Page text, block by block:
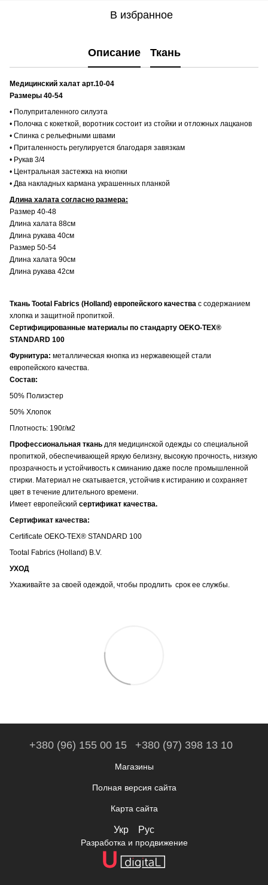
В избранное
Описание Ткань
Медицинский халат арт.10-04
Размеры 40-54
• Полуприталенного силуэта
• Полочка с кокеткой, воротник состоит из стойки и отложных лацканов
• Спинка с рельефными швами
• Приталенность регулируется благодаря завязкам
• Рукав 3/4
• Центральная застежка на кнопки
• Два накладных кармана украшенных планкой
Длина халата согласно размера:
Размер 40-48
Длина халата 88см
Длина рукава 40см
Размер 50-54
Длина халата 90см
Длина рукава 42см
Ткань Tootal Fabrics (Holland) европейского качества с содержанием
хлопка и защитной пропиткой.
Сертифицированные материалы по стандарту OEKO-TEX®
STANDARD 100
Фурнитура: металлическая кнопка из нержавеющей стали
европейского качества.
Состав:
50% Полиэстер
50% Хлопок
Плотность: 190г/м2
Профессиональная ткань для медицинской одежды со специальной
пропиткой, обеспечивающей яркую белизну, высокую прочность, низкую
прозрачность и устойчивость к сминанию даже после промышленной
стирки. Материал не скатывается, устойчив к истиранию и сохраняет
цвет в течение длительного времени.
Имеет европейский сертификат качества.
Сертификат качества:
Certificate OEKO-TEX® STANDARD 100
Tootal Fabrics (Holland) B.V.
УХОД
Ухаживайте за своей одеждой, чтобы продлить срок ее службы.
+380 (96) 155 00 15 +380 (97) 398 13 10
Магазины
Полная версия сайта
Карта сайта
Укр Рус
Разработка и продвижение